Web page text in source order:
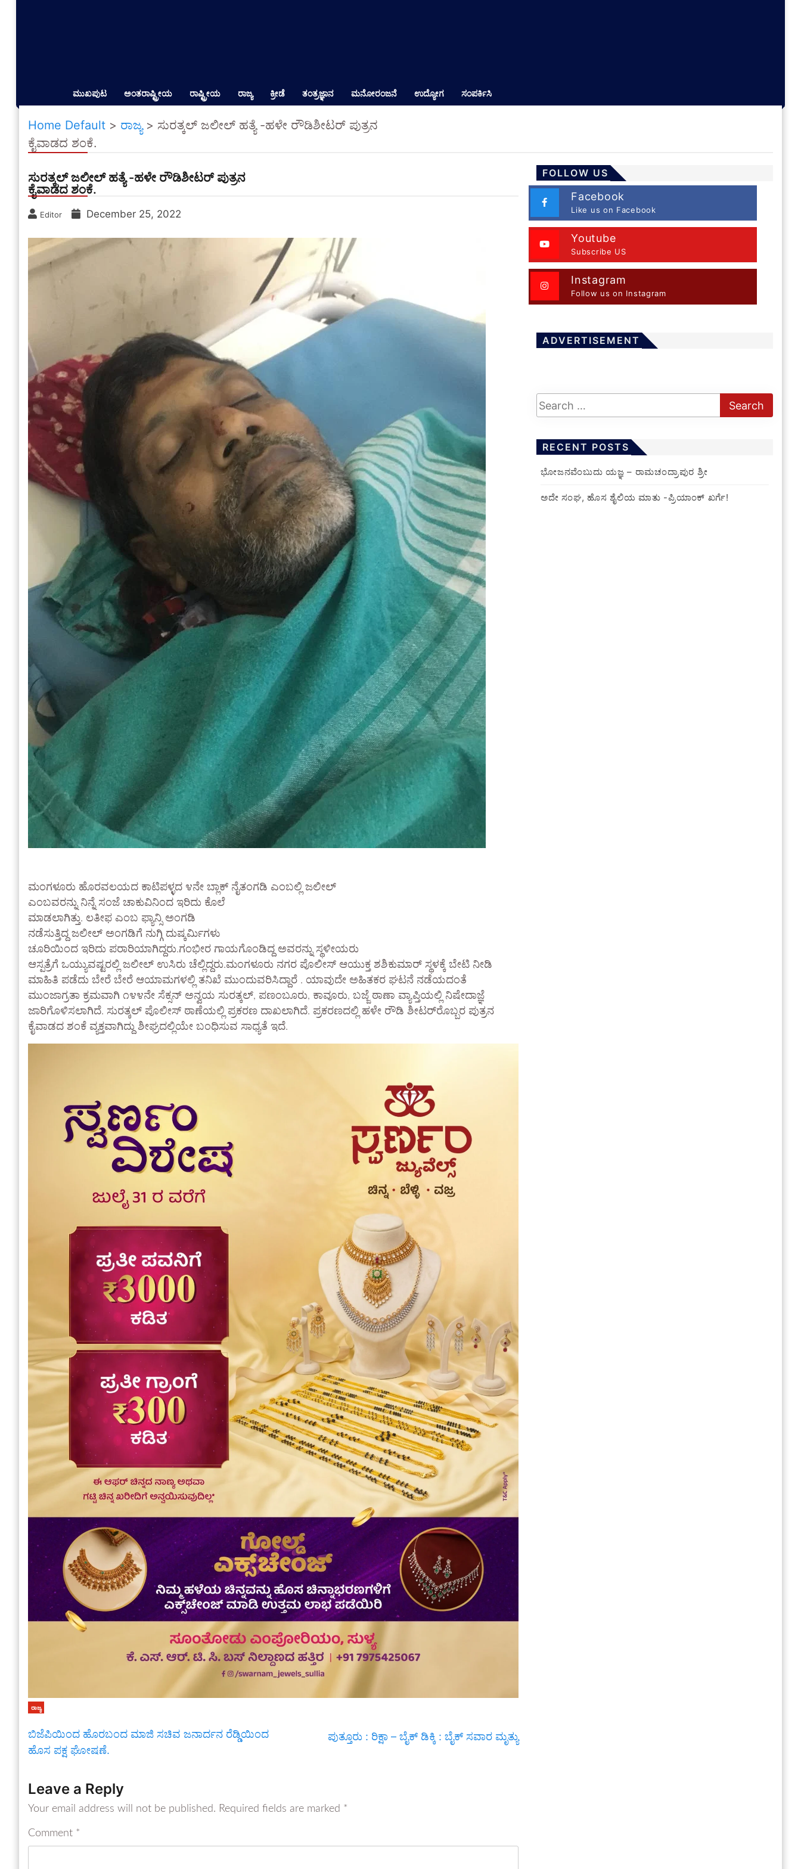
ಮುಖಪುಟ ಅಂತರಾಷ್ಟ್ರೀಯ ರಾಷ್ಟ್ರೀಯ ರಾಜ್ಯ ಕ್ರೀಡೆ ತಂತ್ರಜ್ಞಾನ ಮನೋರಂಜನೆ ಉದ್ಯೋಗ ಸಂಪರ್ಕಿಸಿ
Home Default > ರಾಜ್ಯ> ಸುರತ್ಕಲ್ ಜಲೀಲ್ ಹತ್ಯೆ -ಹಳೇ ರೌಡಿಶೀಟರ್ ಪುತ್ರನ
ಕೈವಾಡದ ಶಂಕೆ.
ಸುರತ್ಕಲ್ ಜಲೀಲ್ ಹತ್ಯೆ -ಹಳೇ ರೌಡಿಶೀಟರ್ ಪುತ್ರನ
ಕೈವಾಡದ ಶಂಕೆ.
Editor December 25, 2022
ಮಂಗಳೂರು ಹೊರವಲಯದ ಕಾಟಿಪಳ್ಳದ ೪ನೇ ಬ್ಲಾಕ್ ನೈತಂಗಡಿ ಎಂಬಲ್ಲಿ ಜಲೀಲ್
ಎಂಬವರನ್ನು ನಿನ್ನೆ ಸಂಜೆ ಚಾಕುವಿನಿಂದ ಇರಿದು ಕೊಲೆ
ಮಾಡಲಾಗಿತ್ತು. ಲತೀಫ ಎಂಬ ಫ್ಯಾನ್ಸಿ ಅಂಗಡಿ
ನಡೆಸುತ್ತಿದ್ದ ಜಲೀಲ್ ಅಂಗಡಿಗೆ ನುಗ್ಗಿ ದುಷ್ಕರ್ಮಿಗಳು
ಚೂರಿಯಿಂದ ಇರಿದು ಪರಾರಿಯಾಗಿದ್ದರು.ಗಂಭೀರ ಗಾಯಗೊಂಡಿದ್ದ ಅವರನ್ನು ಸ್ಥಳೀಯರು
ಆಸ್ಪತ್ರೆಗೆ ಒಯ್ಯುವಷ್ಟರಲ್ಲಿ ಜಲೀಲ್ ಉಸಿರು ಚೆಲ್ಲಿದ್ದರು.ಮಂಗಳೂರು ನಗರ ಪೊಲೀಸ್ ಆಯುಕ್ತ ಶಶಿಕುಮಾರ್ ಸ್ಥಳಕ್ಕೆ ಬೇಟಿ ನೀಡಿ
ಮಾಹಿತಿ ಪಡೆದು ಬೇರೆ ಬೇರೆ ಆಯಾಮಗಳಲ್ಲಿ ತನಿಖೆ ಮುಂದುವರಿಸಿದ್ದಾರೆ . ಯಾವುದೇ ಅಹಿತಕರ ಘಟನೆ ನಡೆಯದಂತೆ
ಮುಂಜಾಗ್ರತಾ ಕ್ರಮವಾಗಿ ೧೪೪ನೇ ಸೆಕ್ಸನ್ ಅನ್ವಯ ಸುರತ್ಕಲ್, ಪಣಂಬೂರು, ಕಾವೂರು, ಬಜ್ಜೆ ಠಾಣಾ ವ್ಯಾಪ್ತಿಯಲ್ಲಿ ನಿಷೇದಾಜ್ಞೆ
ಜಾರಿಗೊಳಿಸಲಾಗಿದೆ. ಸುರತ್ಕಲ್ ಪೊಲೀಸ್ ಠಾಣೆಯಲ್ಲಿ ಪ್ರಕರಣ ದಾಖಲಾಗಿದೆ. ಪ್ರಕರಣದಲ್ಲಿ ಹಳೇ ರೌಡಿ ಶೀಟರ್‌ರೊಬ್ಬರ ಪುತ್ರನ
ಕೈವಾಡದ ಶಂಕೆ ವ್ಯಕ್ತವಾಗಿದ್ದು ಶೀಘ್ರದಲ್ಲಿಯೇ ಬಂಧಿಸುವ ಸಾಧ್ಯತೆ ಇದೆ.
ರಾಜ್ಯ
ಬಿಜೆಪಿಯಿಂದ ಹೊರಬಂದ ಮಾಜಿ ಸಚಿವ ಜನಾರ್ದನ ರೆಡ್ಡಿಯಿಂದ
ಹೊಸ ಪಕ್ಷ ಘೋಷಣೆ.
ಪುತ್ತೂರು : ರಿಕ್ಷಾ – ಬೈಕ್ ಡಿಕ್ಕಿ : ಬೈಕ್ ಸವಾರ ಮೃತ್ಯು
Leave a Reply
Your email address will not be published. Required fields are marked *
Comment *
FOLLOW US
Facebook
Like us on Facebook
Youtube
Subscribe US
Instagram
Follow us on Instagram
ADVERTISEMENT
RECENT POSTS
ಭೋಜನವೆಂಬುದು ಯಜ್ಞ – ರಾಮಚಂದ್ರಾಪುರ ಶ್ರೀ
ಅದೇ ಸಂಘ, ಹೊಸ ಶೈಲಿಯ ಮಾತು -ಪ್ರಿಯಾಂಕ್ ಖರ್ಗೆ!